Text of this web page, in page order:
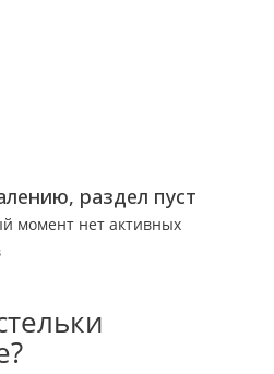
раздел пуст
момент нет активных